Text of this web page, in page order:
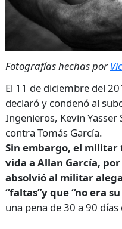
Fotografías hechas por
El 11 de diciembre del
declaró y condenó al
Ingenieros, Kevin
contra Tomás García.
Sin embargo, el
vida a Allan García,
absolvió al militar
“faltas”y que “no era
una pena de 30 a 90